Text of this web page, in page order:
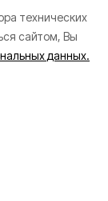
технических
сайтом, Вы
данных.
лет